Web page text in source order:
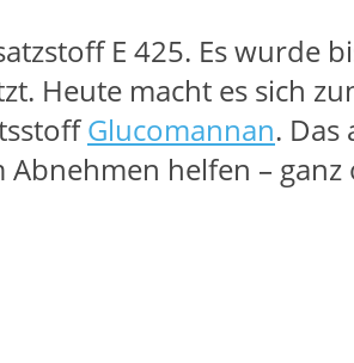
E 425. Es wurde
Heute macht es sich
Glucomannan. Das
helfen – ganz